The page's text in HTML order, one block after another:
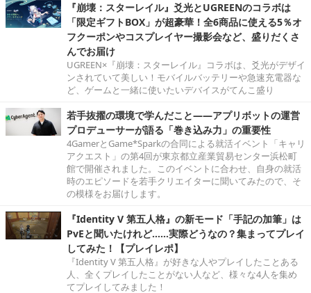
『崩壊：スターレイル』爻光とUGREENのコラボは
「限定ギフトBOX」が超豪華！全6商品に使える5％オ
フクーポンやコスプレイヤー撮影会など、盛りだくさ
んでお届け
UGREEN×『崩壊：スターレイル』コラボは、爻光がデザイ
ンされていて美しい！モバイルバッテリーや急速充電器な
ど、ゲームと一緒に使いたいデバイスがてんこ盛り
若手抜擢の環境で学んだこと――アプリボットの運営
プロデューサーが語る「巻き込み力」の重要性
4GamerとGame*Sparkの合同による就活イベント「キャリ
アクエスト」の第4回が東京都立産業貿易センター浜松町
館で開催されました。このイベントに合わせ、自身の就活
時のエピソードを若手クリエイターに聞いてみたので、そ
の模様をお届けします。
『Identity V 第五人格』の新モード「手記の加筆」は
PvEと聞いたけれど……実際どうなの？集まってプレイ
してみた！【プレイレポ】
『Identity V 第五人格』が好きな人やプレイしたことある
人、全くプレイしたことがない人など、様々な4人を集め
てプレイしてみました！